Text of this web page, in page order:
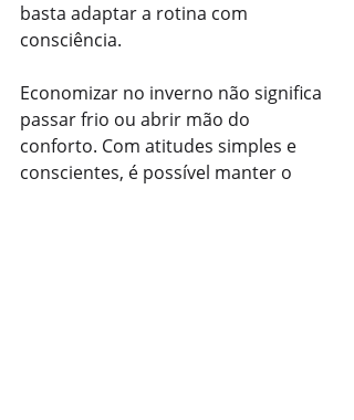
basta adaptar a rotina com
consciência.
Economizar no inverno não significa
passar frio ou abrir mão do
conforto. Com atitudes simples e
conscientes, é possível manter o